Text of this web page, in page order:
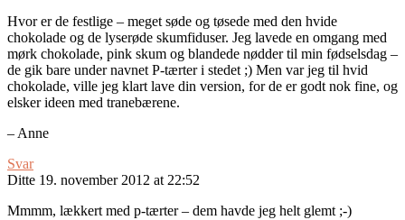
Hvor er de festlige – meget søde og tøsede med den hvide
chokolade og de lyserøde skumfiduser. Jeg lavede en omgang med
mørk chokolade, pink skum og blandede nødder til min fødselsdag –
de gik bare under navnet P-tærter i stedet ;) Men var jeg til hvid
chokolade, ville jeg klart lave din version, for de er godt nok fine, og
elsker ideen med tranebærene.
– Anne
Svar
Ditte 19. november 2012 at 22:52
Mmmm, lækkert med p-tærter – dem havde jeg helt glemt ;-)